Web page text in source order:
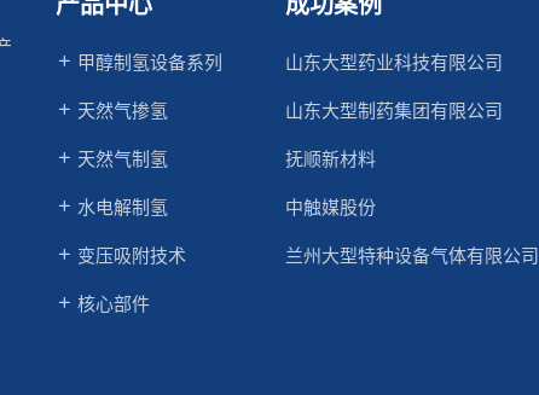
甲醇制氢设备系列
天然气掺氢
天然气制氢
水电解制氢
变压吸附技术
核心部件
山东大型药业科技有限公司
山东大型制药集团有限公司
抚顺新材料
中触媒股份
兰州大型特种设备气体有限公司